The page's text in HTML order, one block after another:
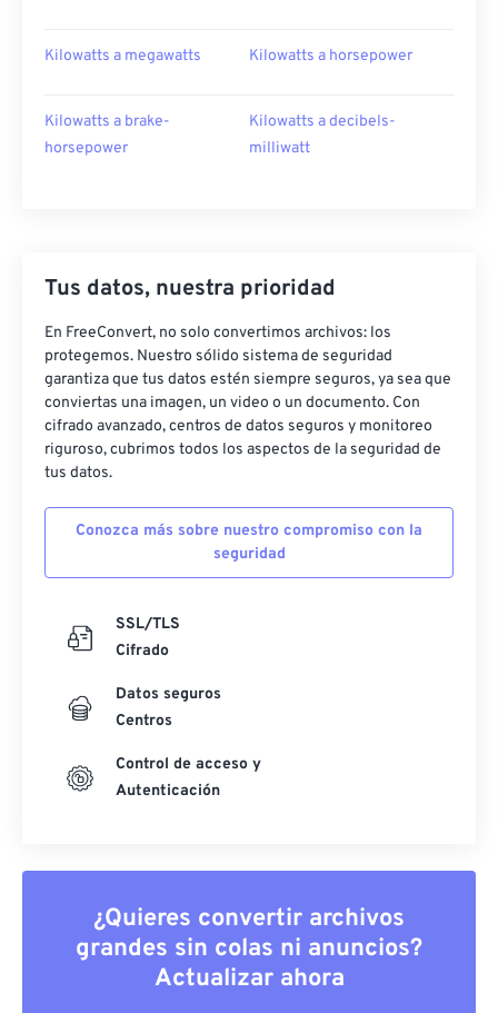
Kilowatts a megawatts Kilowatts a horsepower
Kilowatts a brake-
horsepower
Kilowatts a decibels-
milliwatt
Tus datos, nuestra prioridad
En FreeConvert, no solo convertimos archivos: los
protegemos. Nuestro sólido sistema de seguridad
garantiza que tus datos estén siempre seguros, ya sea que
conviertas una imagen, un video o un documento. Con
cifrado avanzado, centros de datos seguros y monitoreo
riguroso, cubrimos todos los aspectos de la seguridad de
tus datos.
Conozca más sobre nuestro compromiso con la
seguridad
SSL/TLS
Cifrado
Datos seguros
Centros
Control de acceso y
Autenticación
¿Quieres convertir archivos
grandes sin colas ni anuncios?
Actualizar ahora